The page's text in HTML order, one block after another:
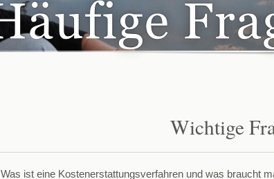
Wichtige
Was ist eine Kostenerstattungsverfahren und was braucht